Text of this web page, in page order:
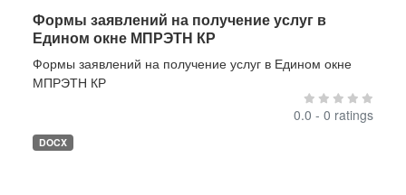
Формы заявлений на получение услуг в
Едином окне МПРЭТН КР
Формы заявлений на получение услуг в Едином окне
МПРЭТН КР
0.0 - 0 ratings
DOCX